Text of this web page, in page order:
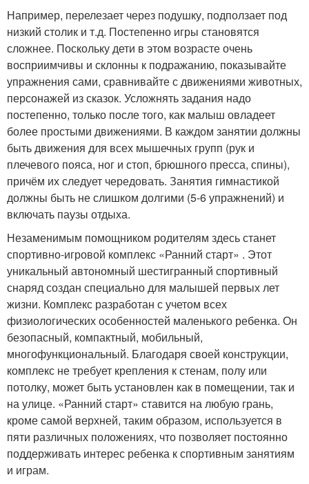
Например, перелезает через подушку, подползает под
низкий столик и т.д. Постепенно игры становятся
сложнее. Поскольку дети в этом возрасте очень
восприимчивы и склонны к подражанию, показывайте
упражнения сами, сравнивайте с движениями животных,
персонажей из сказок. Усложнять задания надо
постепенно, только после того, как малыш овладеет
более простыми движениями. В каждом занятии должны
быть движения для всех мышечных групп (рук и
плечевого пояса, ног и стоп, брюшного пресса, спины),
причём их следует чередовать. Занятия гимнастикой
должны быть не слишком долгими (5-6 упражнений) и
включать паузы отдыха.
Незаменимым помощником родителям здесь станет
спортивно-игровой комплекс «Ранний старт» . Этот
уникальный автономный шестигранный спортивный
снаряд создан специально для малышей первых лет
жизни. Комплекс разработан с учетом всех
физиологических особенностей маленького ребенка. Он
безопасный, компактный, мобильный,
многофункциональный. Благодаря своей конструкции,
комплекс не требует крепления к стенам, полу или
потолку, может быть установлен как в помещении, так и
на улице. «Ранний старт» ставится на любую грань,
кроме самой верхней, таким образом, используется в
пяти различных положениях, что позволяет постоянно
поддерживать интерес ребенка к спортивным занятиям
и играм.